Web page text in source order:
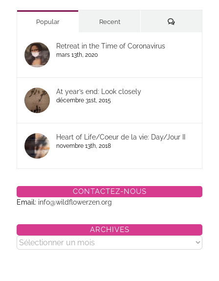
Popular Recent Commentaires
Retreat in the Time of Coronavirus
mars 13th, 2020
At year’s end: Look closely
décembre 31st, 2015
Heart of Life/Coeur de la vie: Day/Jour II
novembre 13th, 2018
CONTACTEZ-NOUS
Email: info@wildflowerzen.org
ARCHIVES
Archives